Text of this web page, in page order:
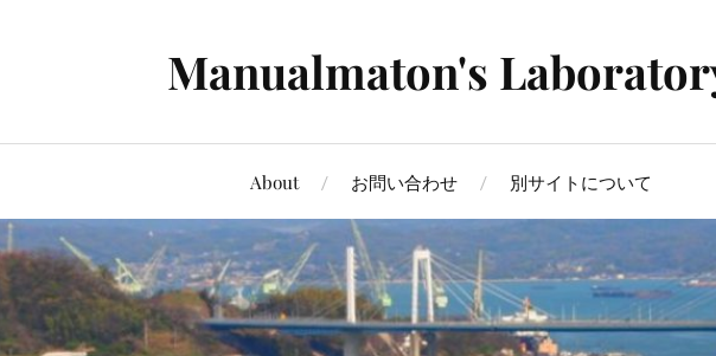
Manualmaton's
About お問い合わせ 別サイトについて